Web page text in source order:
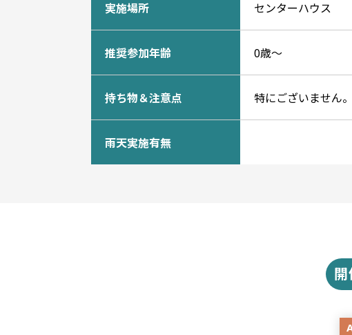
実施場所 センターハウス
推奨参加年齢 0歳〜
持ち物＆注意点 特にございません。
雨天実施有無